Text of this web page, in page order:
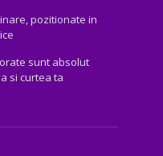
pozitionate in
sunt absolut
si curtea ta